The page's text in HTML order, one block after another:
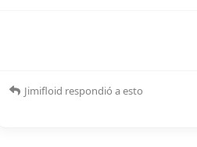
Jimifloid respondió a esto